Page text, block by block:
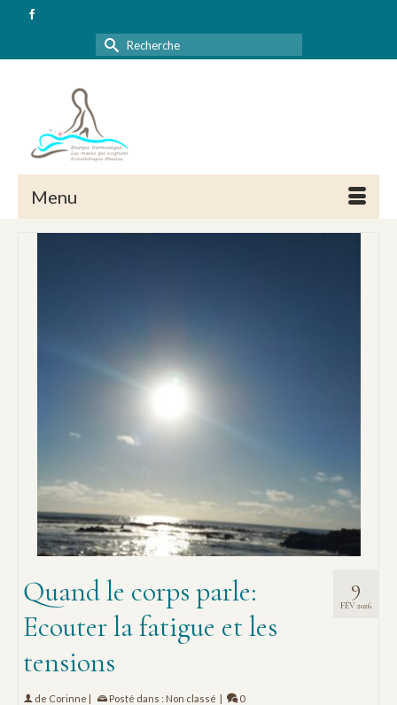
Rechercher :
Menu
9
FÉV 2026
Quand le corps parle:
Ecouter la fatigue et les
tensions
de Corinne | Posté dans : Non classé | 0